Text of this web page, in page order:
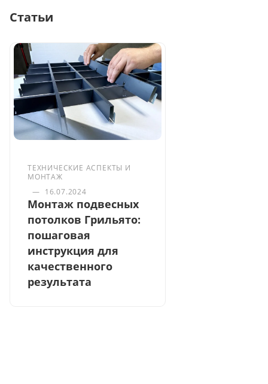
Статьи
ТЕХНИЧЕСКИЕ АСПЕКТЫ И
МОНТАЖ
— 16.07.2024
Монтаж подвесных
потолков Грильято:
пошаговая
инструкция для
качественного
результата